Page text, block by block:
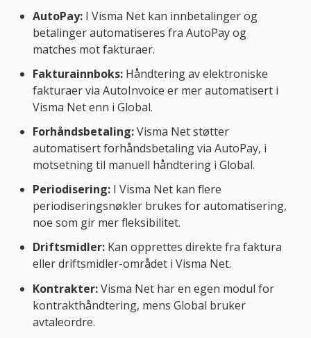
AutoPay: I Visma Net kan innbetalinger og
betalinger automatiseres fra AutoPay og
matches mot fakturaer.
Fakturainnboks: Håndtering av elektroniske
fakturaer via AutoInvoice er mer automatisert i
Visma Net enn i Global.
Forhåndsbetaling:Visma Net støtter
automatisert forhåndsbetaling via AutoPay, i
motsetning til manuell håndtering i Global.
Periodisering: I Visma Net kan flere
periodiseringsnøkler brukes for automatisering,
noe som gir mer fleksibilitet.
Driftsmidler: Kan opprettes direkte fra faktura
eller driftsmidler-området i Visma Net.
Kontrakter:Visma Net har en egen modul for
kontrakthåndtering, mens Global bruker
avtaleordre.